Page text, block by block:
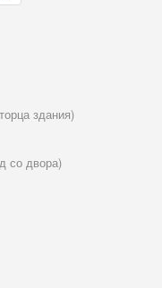
здания)
со двора)